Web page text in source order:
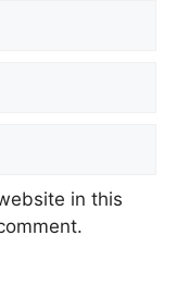
in this